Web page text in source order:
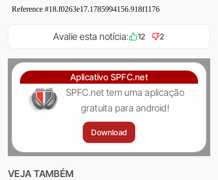
Avalie esta notícia: 12 2
Aplicativo SPFC.net
SPFC.net tem uma aplicação
gratuita para android!
Download
VEJA TAMBÉM